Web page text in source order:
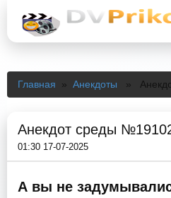
Главная » Анекдоты »
Анекдот среды
01:30 17-07-2025
А вы не